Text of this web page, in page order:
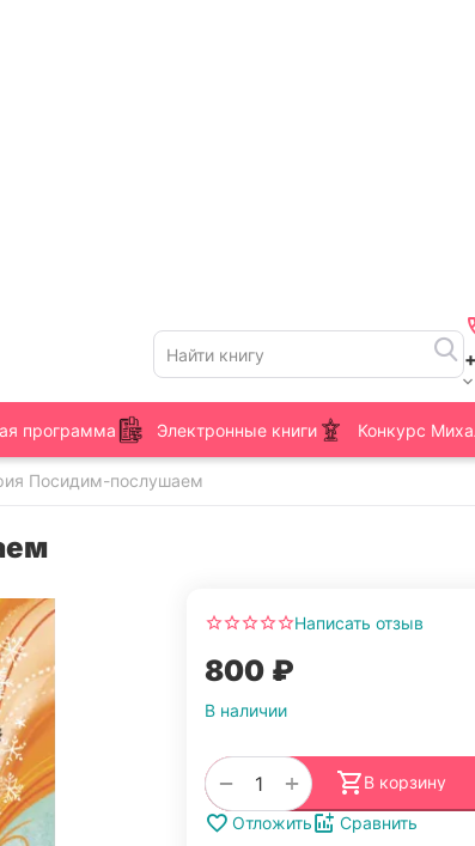
программа Электронные книги Конкурс
Посидим-послушаем
Написать отзыв
‍800‍ ₽
В наличии
+
−
В корзину
Отложить
Сравнить